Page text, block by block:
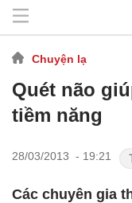
Chuyện lạ
Quét não
tiềm năng
28/03/2013 - 19:21
Các chuyên gia